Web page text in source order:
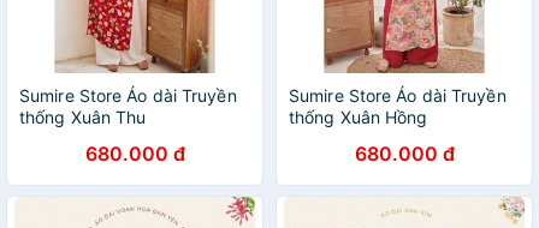
Sumire Store Áo dài Truyền
thống Xuân Thu
680.000 đ
Sumire Store Áo dài Truyền
thống Xuân Hồng
680.000 đ